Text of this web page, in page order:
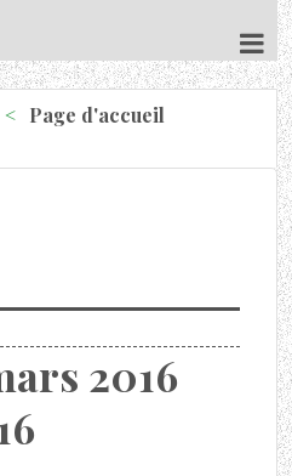
Page d'accueil
2016